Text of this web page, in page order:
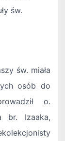
św.
św. miała
osób do
o.
br. Izaaka,